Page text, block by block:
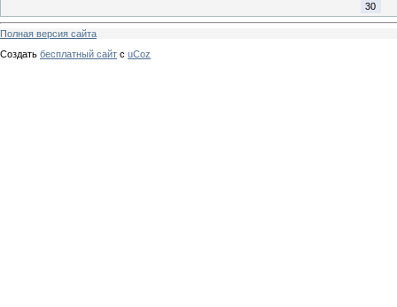
30
Полная версия сайта
Создать бесплатный сайт с uCoz